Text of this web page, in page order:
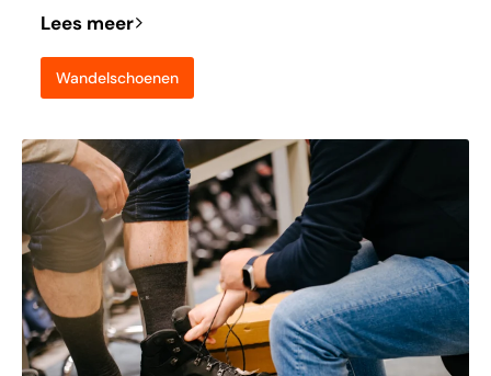
Lees meer
Wandelschoenen